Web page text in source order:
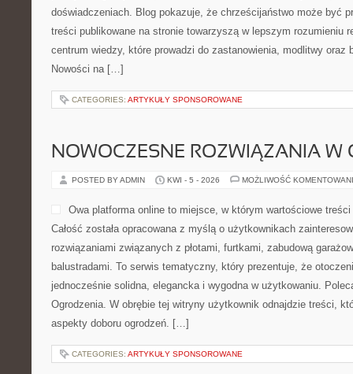
doświadczeniach. Blog pokazuje, że chrześcijaństwo może być
treści publikowane na stronie towarzyszą w lepszym rozumieniu
centrum wiedzy, które prowadzi do zastanowienia, modlitwy oraz
Nowości na […]
CATEGORIES: ARTYKUŁY SPONSOROWANE
NOWOCZESNE ROZWIĄZANIA W
POSTED BY ADMIN KWI - 5 - 2026 MOŻLIWOŚĆ
Owa platforma online to miejsce, w którym wartościowe
Całość została opracowana z myślą o użytkownikach
rozwiązaniami związanych z płotami, furtkami, zabudową
balustradami. To serwis tematyczny, który prezentuje, że
jednocześnie solidna, elegancka i wygodna w użytkowaniu.
Ogrodzenia. W obrębie tej witryny użytkownik odnajdzie treści,
aspekty doboru ogrodzeń. […]
CATEGORIES: ARTYKUŁY SPONSOROWANE